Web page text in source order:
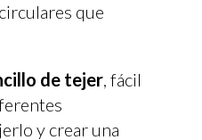
que
de tejer, fácil
y crear una